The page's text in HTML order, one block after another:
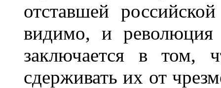
отставшей
видимо, и революция
заключается в том,
сдерживать их от